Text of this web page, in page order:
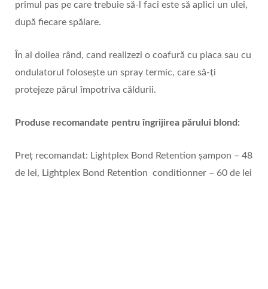
primul pas pe care trebuie să-l faci este să aplici un ulei,
după fiecare spălare.
În al doilea rând, cand realizezi o coafură cu placa sau cu
ondulatorul foloseşte un spray termic, care să-ţi
protejeze părul împotriva căldurii.
Produse recomandate pentru îngrijirea părului blond:
Preț recomandat: Lightplex Bond Retention șampon – 48
de lei, Lightplex Bond Retention conditionner – 60 de lei